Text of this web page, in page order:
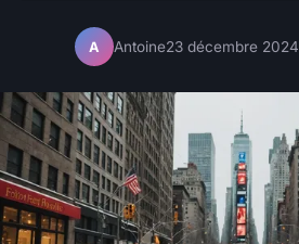
A Antoine23 décembre 2024